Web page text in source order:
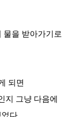
물을 받아가기로
되면
지 그냥 다음에
었다